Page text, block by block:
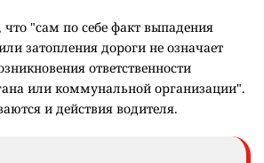
"сам по себе факт выпадения
затопления дороги не означает
ответственности
или коммунальной организации".
и действия водителя.